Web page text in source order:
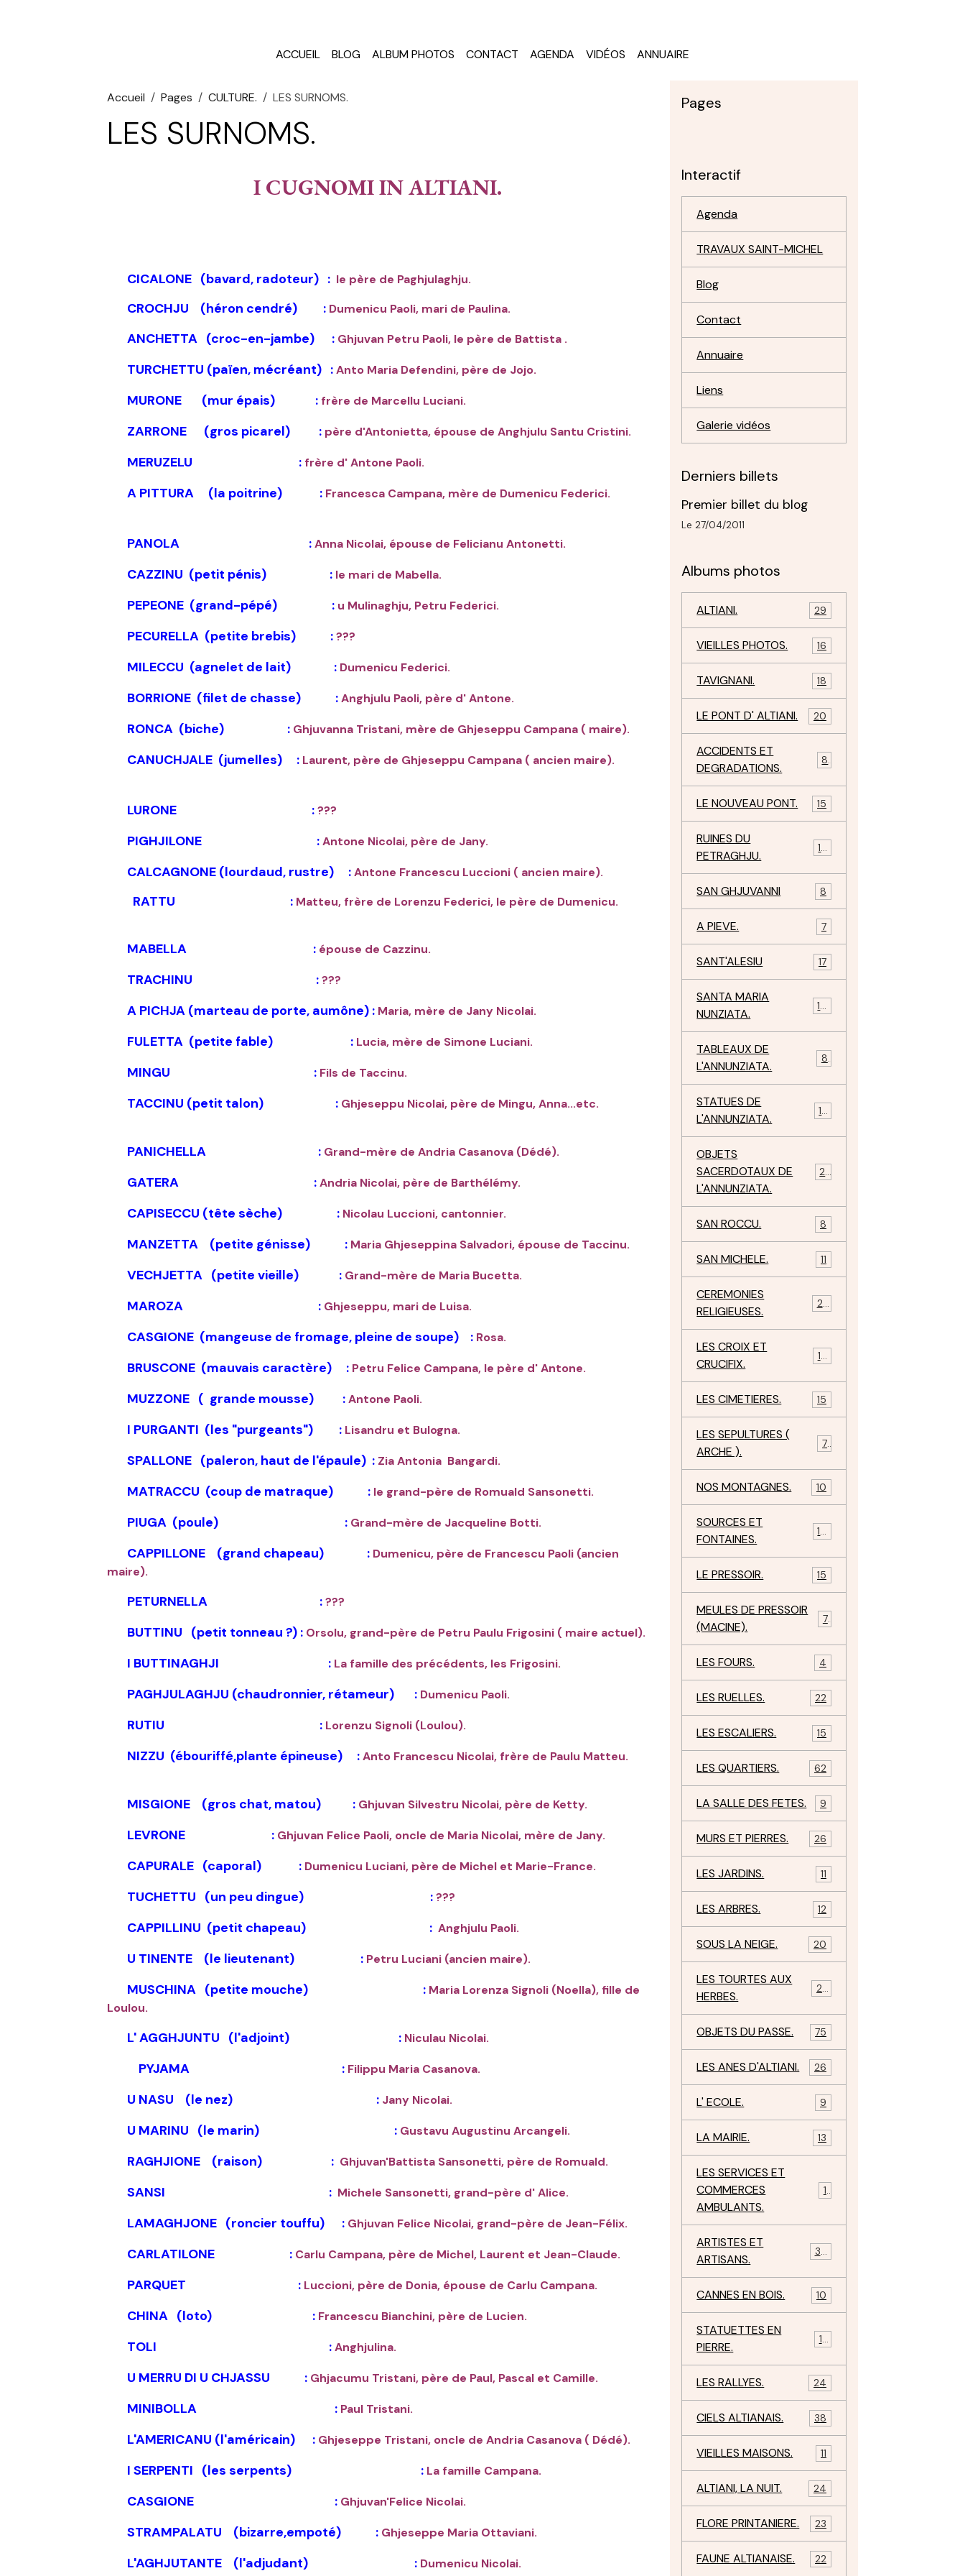
ACCUEIL BLOG ALBUM PHOTOS CONTACT AGENDA VIDÉOS ANNUAIRE
Accueil Pages CULTURE. LES SURNOMS.
LES SURNOMS.
I CUGNOMI IN ALTIANI.
CICALONE (bavard, radoteur) : le père de Paghjulaghju.
CROCHJU (héron cendré) : Dumenicu Paoli, mari de Paulina.
ANCHETTA (croc-en-jambe) : Ghjuvan Petru Paoli, le père de Battista .
TURCHETTU (païen, mécréant) :Anto Maria Defendini, père de Jojo.
MURONE (mur épais) : frère de Marcellu Luciani.
ZARRONE (gros picarel) : père d'Antonietta, épouse de Anghjulu Santu Cristini.
MERUZELU : frère d' Antone Paoli.
A PITTURA (la poitrine) : Francesca Campana, mère de Dumenicu Federici.
PANOLA :Anna Nicolai, épouse de Felicianu Antonetti.
CAZZINU (petit pénis) : le mari de Mabella.
PEPEONE (grand-pépé) : u Mulinaghju, Petru Federici.
PECURELLA (petite brebis) :???
MILECCU (agnelet de lait) : Dumenicu Federici.
BORRIONE (filet de chasse) :Anghjulu Paoli, père d' Antone.
RONCA (biche) : Ghjuvanna Tristani, mère de Ghjeseppu Campana ( maire).
CANUCHJALE (jumelles) : Laurent, père de Ghjeseppu Campana ( ancien maire).
LURONE :???
PIGHJILONE :Antone Nicolai, père de Jany.
CALCAGNONE (lourdaud, rustre) :Antone Francescu Luccioni ( ancien maire).
RATTU : Matteu, frère de Lorenzu Federici, le père de Dumenicu.
MABELLA : épouse de Cazzinu.
TRACHINU :???
A PICHJA (marteau de porte, aumône) : Maria, mère de Jany Nicolai.
FULETTA (petite fable) : Lucia, mère de Simone Luciani.
MINGU : Fils de Taccinu.
TACCINU (petit talon) : Ghjeseppu Nicolai, père de Mingu, Anna...etc.
PANICHELLA : Grand-mère de Andria Casanova (Dédé).
GATERA :Andria Nicolai, père de Barthélémy.
CAPISECCU (tête sèche) : Nicolau Luccioni, cantonnier.
MANZETTA (petite génisse) : Maria Ghjeseppina Salvadori, épouse de Taccinu.
VECHJETTA (petite vieille) : Grand-mère de Maria Bucetta.
MAROZA : Ghjeseppu, mari de Luisa.
CASGIONE (mangeuse de fromage, pleine de soupe) : Rosa.
BRUSCONE (mauvais caractère) : Petru Felice Campana, le père d' Antone.
MUZZONE ( grande mousse) :Antone Paoli.
I PURGANTI (les "purgeants") : Lisandru et Bulogna.
SPALLONE (paleron, haut de l'épaule) : Zia Antonia Bangardi.
MATRACCU (coup de matraque) : le grand-père de Romuald Sansonetti.
PIUGA (poule) : Grand-mère de Jacqueline Botti.
CAPPILLONE (grand chapeau) : Dumenicu, père de Francescu Paoli (ancien
maire).
PETURNELLA :???
BUTTINU (petit tonneau ?) : Orsolu, grand-père de Petru Paulu Frigosini ( maire actuel).
I BUTTINAGHJI : La famille des précédents, les Frigosini.
PAGHJULAGHJU (chaudronnier, rétameur) : Dumenicu Paoli.
RUTIU : Lorenzu Signoli (Loulou).
NIZZU (ébouriffé,plante épineuse) :Anto Francescu Nicolai, frère de Paulu Matteu.
MISGIONE (gros chat, matou) : Ghjuvan Silvestru Nicolai, père de Ketty.
LEVRONE : Ghjuvan Felice Paoli, oncle de Maria Nicolai, mère de Jany.
CAPURALE (caporal) : Dumenicu Luciani, père de Michel et Marie-France.
TUCHETTU (un peu dingue) :???
CAPPILLINU (petit chapeau) : Anghjulu Paoli.
U TINENTE (le lieutenant) : Petru Luciani (ancien maire).
MUSCHINA (petite mouche) : Maria Lorenza Signoli (Noella), fille de
Loulou.
L' AGGHJUNTU (l'adjoint) : Niculau Nicolai.
PYJAMA : Filippu Maria Casanova.
U NASU (le nez) : Jany Nicolai.
U MARINU (le marin) : Gustavu Augustinu Arcangeli.
RAGHJIONE (raison) : Ghjuvan'Battista Sansonetti, père de Romuald.
SANSI : Michele Sansonetti, grand-père d' Alice.
LAMAGHJONE (roncier touffu) : Ghjuvan Felice Nicolai, grand-père de Jean-Félix.
CARLATILONE : Carlu Campana, père de Michel, Laurent et Jean-Claude.
PARQUET : Luccioni, père de Donia, épouse de Carlu Campana.
CHINA (loto) : Francescu Bianchini, père de Lucien.
TOLI :Anghjulina.
U MERRU DI U CHJASSU : Ghjacumu Tristani, père de Paul, Pascal et Camille.
MINIBOLLA : Paul Tristani.
L'AMERICANU (l'américain) : Ghjeseppe Tristani, oncle de Andria Casanova ( Dédé).
I SERPENTI (les serpents) : La famille Campana.
CASGIONE : Ghjuvan'Felice Nicolai.
STRAMPALATU (bizarre,empoté) : Ghjeseppe Maria Ottaviani.
L'AGHJUTANTE (l'adjudant) : Dumenicu Nicolai.
Pages
Interactif
Agenda
TRAVAUX SAINT-MICHEL
Blog
Contact
Annuaire
Liens
Galerie vidéos
Derniers billets
Premier billet du blog
Le 27/04/2011
Albums photos
ALTIANI. 29
VIEILLES PHOTOS. 16
TAVIGNANI. 18
LE PONT D' ALTIANI. 20
ACCIDENTS ET
DEGRADATIONS.
8
LE NOUVEAU PONT. 15
RUINES DU
PETRAGHJU.
12
SAN GHJUVANNI 8
A PIEVE. 7
SANT'ALESIU 17
SANTA MARIA
NUNZIATA.
10
TABLEAUX DE
L'ANNUNZIATA.
8
STATUES DE
L'ANNUNZIATA.
15
OBJETS
SACERDOTAUX DE
L'ANNUNZIATA.
24
SAN ROCCU. 8
SAN MICHELE. 11
CEREMONIES
RELIGIEUSES.
23
LES CROIX ET
CRUCIFIX.
18
LES CIMETIERES. 15
LES SEPULTURES (
ARCHE ).
7
NOS MONTAGNES. 10
SOURCES ET
FONTAINES.
10
LE PRESSOIR. 15
MEULES DE PRESSOIR
(MACINE).
7
LES FOURS. 4
LES RUELLES. 22
LES ESCALIERS. 15
LES QUARTIERS. 62
LA SALLE DES FETES. 9
MURS ET PIERRES. 26
LES JARDINS. 11
LES ARBRES. 12
SOUS LA NEIGE. 20
LES TOURTES AUX
HERBES.
29
OBJETS DU PASSE. 75
LES ANES D'ALTIANI. 26
L' ECOLE. 9
LA MAIRIE. 13
LES SERVICES ET
COMMERCES
AMBULANTS.
11
ARTISTES ET
ARTISANS.
34
CANNES EN BOIS. 10
STATUETTES EN
PIERRE.
17
LES RALLYES. 24
CIELS ALTIANAIS. 38
VIEILLES MAISONS. 11
ALTIANI, LA NUIT. 24
FLORE PRINTANIERE. 23
FAUNE ALTIANAISE. 22